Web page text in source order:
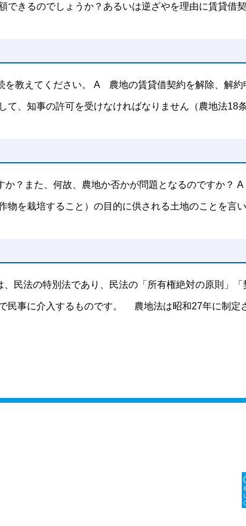
できるのでしょうか？あるいは逆ざやを理由に賃貸借
教えてください。 A 農地の賃貸借契約を解除、解約
て、知事の許可を受けなければなりません（農地法18
？また、何故、農地か否かが問題となるのですか？
を栽培すること）の目的に供される土地のことを言い
法の特別法であり、民法の「所有権絶対の原則」「
民事に介入するものです。 農地法は昭和27年に制定